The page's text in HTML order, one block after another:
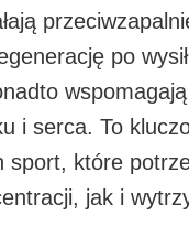
po
i serca. To
sport, które
jak i